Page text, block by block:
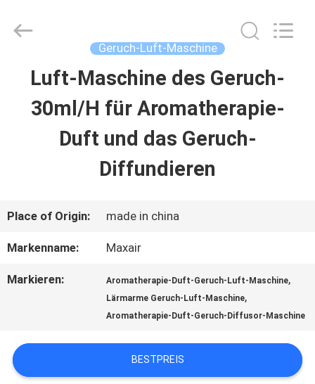
HAUS
PRODUKTE
UNS
QUALITÄTSKONTROLLE
Industrial
Geruch-Luft-Maschine
Luft-Maschine des Geruch-
30ml/H für Aromatherapie-
Duft und das Geruch-
Diffundieren
Place of Origin: made in china
Markenname: Maxair
Markieren: Aromatherapie-Duft-Geruch-Luft-Maschine,
Lärmarme Geruch-Luft-Maschine,
Aromatherapie-Duft-Geruch-Diffusor-Maschine
BESTPREIS